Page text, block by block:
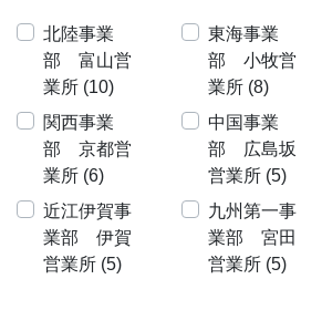
北陸事業
部 富山営
業所 (10)
東海事業
部 小牧営
業所 (8)
関西事業
部 京都営
業所 (6)
中国事業
部 広島坂
営業所 (5)
近江伊賀事
業部 伊賀
営業所 (5)
九州第一事
業部 宮田
営業所 (5)